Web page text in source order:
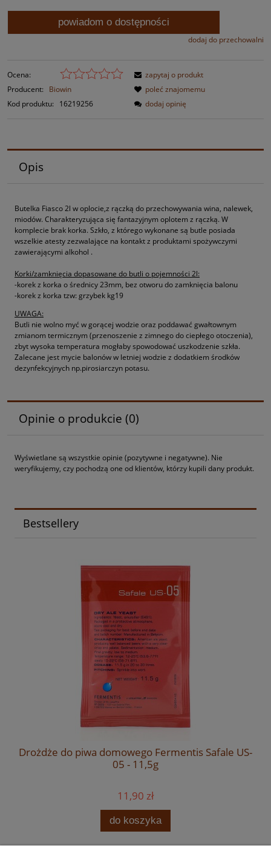
powiadom o dostępności
dodaj do przechowalni
Ocena:
Producent:
Biowin
Kod produktu:
16219256
zapytaj o produkt
poleć znajomemu
dodaj opinię
Opis
Butelka Fiasco 2l w oplocie,z rączką do przechowywania wina, nalewek,
miodów. Charakteryzująca się fantazyjnym oplotem z rączką. W
komplecie brak korka. Szkło, z którego wykonane są butle posiada
wszelkie atesty zezwalające na kontakt z produktami spożywczymi
zawierającymi alkohol .
Korki/zamknięcia dopasowane do butli o pojemności 2l:
-korek z korka o średnicy 23mm, bez otworu do zamknięcia balonu
-korek z korka tzw: grzybek kg19
UWAGA:
Butli nie wolno myć w gorącej wodzie oraz poddawać gwałtownym
zmianom termicznym (przenoszenie z zimnego do ciepłego otoczenia),
zbyt wysoka temperatura mogłaby spowodować uszkodzenie szkła.
Zalecane jest mycie balonów w letniej wodzie z dodatkiem środków
dezynfekcyjnych np.pirosiarczyn potasu.
Opinie o produkcie (0)
Wyświetlane są wszystkie opinie (pozytywne i negatywne). Nie
weryfikujemy, czy pochodzą one od klientów, którzy kupili dany produkt.
Bestsellery
Drożdże do piwa domowego Fermentis Safale US-
05 - 11,5g
11,90 zł
do koszyka